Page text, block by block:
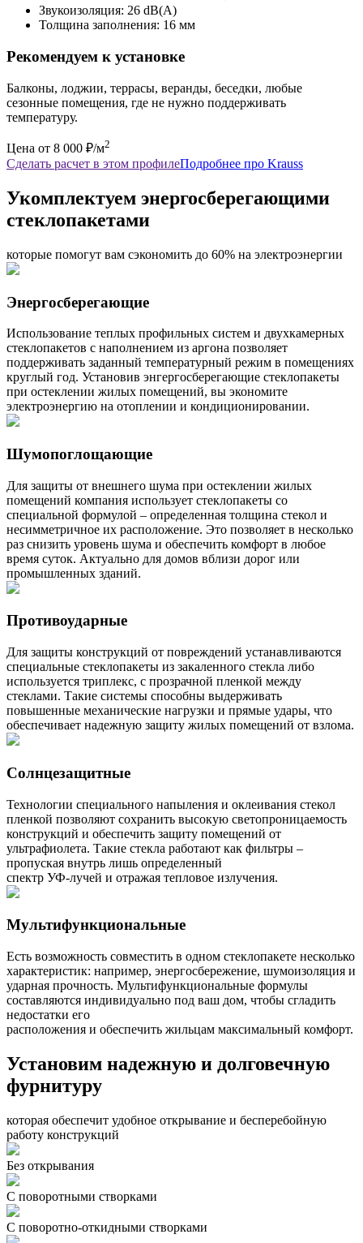
Звукоизоляция: 26 dB(A)
Толщина заполнения: 16 мм
Рекомендуем к установке
Балконы, лоджии, террасы, веранды, беседки, любые
сезонные помещения, где не нужно поддерживать
температуру.
Цена от 8 000 ₽/м2
Сделать расчет в этом профилеПодробнее про Krauss
Укомплектуем энергосберегающими
стеклопакетами
которые помогут вам сэкономить до 60% на электроэнергии
Энергосберегающие
Использование теплых профильных систем и двухкамерных
стеклопакетов с наполнением из аргона позволяет
поддерживать заданный температурный режим в помещениях
круглый год. Установив энгергосберегающие стеклопакеты
при остеклении жилых помещений, вы экономите
электроэнергию на отоплении и кондиционировании.
Шумопоглощающие
Для защиты от внешнего шума при остеклении жилых
помещений компания использует стеклопакеты со
специальной формулой – определенная толщина стекол и
несимметричное их расположение. Это позволяет в несколько
раз снизить уровень шума и обеспечить комфорт в любое
время суток. Актуально для домов вблизи дорог или
промышленных зданий.
Противоударные
Для защиты конструкций от повреждений устанавливаются
специальные стеклопакеты из закаленного стекла либо
используется триплекс, с прозрачной пленкой между
стеклами. Такие системы способны выдерживать
повышенные механические нагрузки и прямые удары, что
обеспечивает надежную защиту жилых помещений от взлома.
Солнцезащитные
Технологии специального напыления и оклеивания стекол
пленкой позволяют сохранить высокую светопроницаемость
конструкций и обеспечить защиту помещений от
ультрафиолета. Такие стекла работают как фильтры –
пропуская внутрь лишь определенный
спектр УФ-лучей и отражая тепловое излучения.
Мультифункциональные
Есть возможность совместить в одном стеклопакете несколько
характеристик: например, энергосбережение, шумоизоляция и
ударная прочность. Мультифункциональные формулы
составляются индивидуально под ваш дом, чтобы сгладить
недостатки его
расположения и обеспечить жильцам максимальный комфорт.
Установим надежную и долговечную
фурнитуру
которая обеспечит удобное открывание и бесперебойную
работу конструкций
Без открывания
С поворотными створками
С поворотно-откидными створками